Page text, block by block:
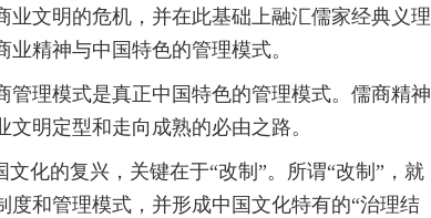
文明的危机，并在此基础上融汇儒家经典义理
精神与中国特色的管理模式。
理模式是真正中国特色的管理模式。儒商精神
明定型和走向成熟的必由之路。
化的复兴，关键在于“改制”。所谓“改制”，就
和管理模式，并形成中国文化特有的“治理结